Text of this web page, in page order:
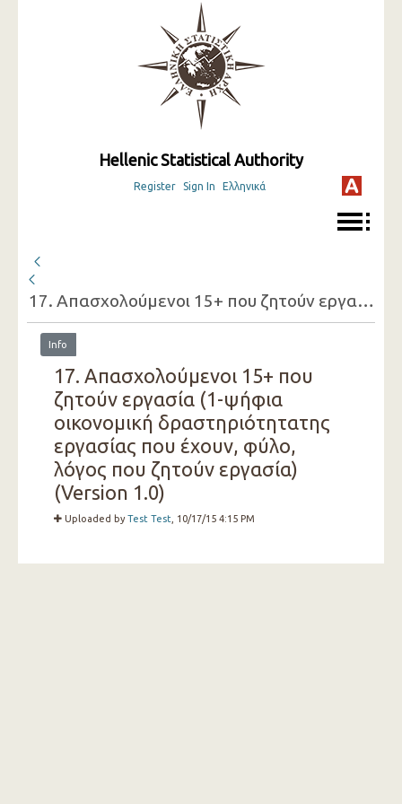
Hellenic Statistical Authority
Register Sign In Ελληνικά
17. Απασχολούμενοι 15+ που ζητούν εργασία (1-ψήφια οικονομική δραστηριότητατης εργασίας που έχουν, φύλο, λόγος που ζητούν εργασία)
Info
17. Απασχολούμενοι 15+ που
ζητούν εργασία (1-ψήφια
οικονομική δραστηριότητατης
εργασίας που έχουν, φύλο,
λόγος που ζητούν εργασία)
(Version 1.0)
Uploaded byTest Test , 10/17/15 4:15 PM